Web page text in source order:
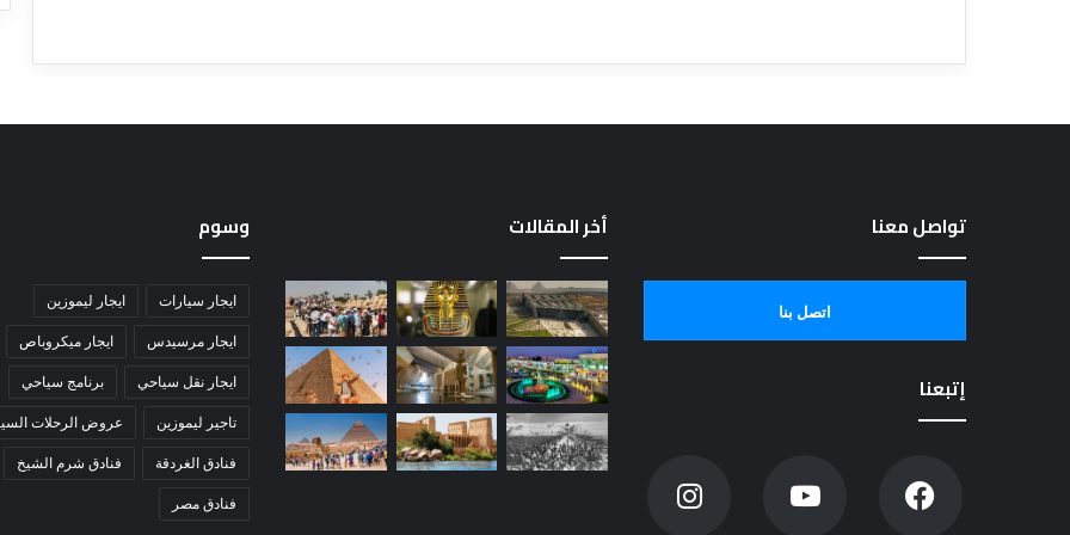
تواصل معنا
اتصل بنا
إتبعنا
أخر المقالات وسوم
ايجار سيارات ايجار ليموزين
ايجار مرسيدس ايجار ميكروباص
ايجار نقل سياحي برنامج سياحي
تاجير ليموزين عروض الرحلات
فنادق الغردقة فنادق شرم الشيخ
فنادق مصر